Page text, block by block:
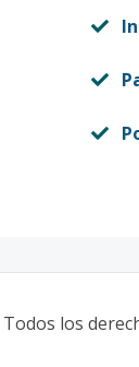
Todos los